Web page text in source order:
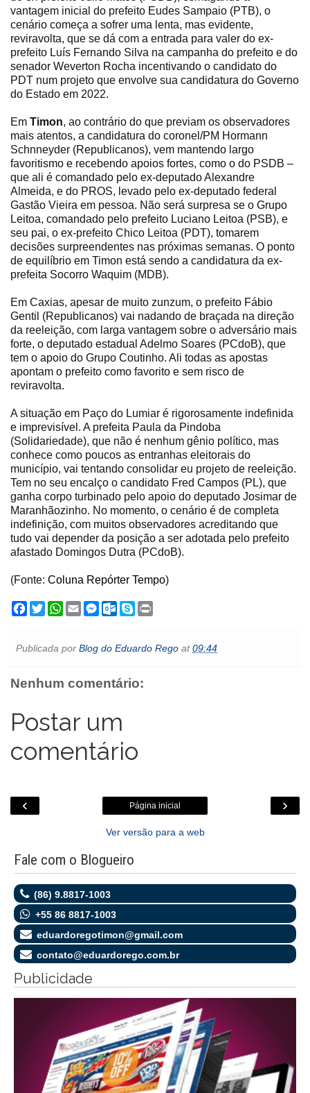
vantagem inicial do prefeito Eudes Sampaio (PTB), o
cenário começa a sofrer uma lenta, mas evidente,
reviravolta, que se dá com a entrada para valer do ex-
prefeito Luís Fernando Silva na campanha do prefeito e do
senador Weverton Rocha incentivando o candidato do
PDT num projeto que envolve sua candidatura do Governo
do Estado em 2022.
Em Timon, ao contrário do que previam os observadores
mais atentos, a candidatura do coronel/PM Hormann
Schnneyder (Republicanos), vem mantendo largo
favoritismo e recebendo apoios fortes, como o do PSDB –
que ali é comandado pelo ex-deputado Alexandre
Almeida, e do PROS, levado pelo ex-deputado federal
Gastão Vieira em pessoa. Não será surpresa se o Grupo
Leitoa, comandado pelo prefeito Luciano Leitoa (PSB), e
seu pai, o ex-prefeito Chico Leitoa (PDT), tomarem
decisões surpreendentes nas próximas semanas. O ponto
de equilíbrio em Timon está sendo a candidatura da ex-
prefeita Socorro Waquim (MDB).
Em Caxias, apesar de muito zunzum, o prefeito Fábio
Gentil (Republicanos) vai nadando de braçada na direção
da reeleição, com larga vantagem sobre o adversário mais
forte, o deputado estadual Adelmo Soares (PCdoB), que
tem o apoio do Grupo Coutinho. Ali todas as apostas
apontam o prefeito como favorito e sem risco de
reviravolta.
A situação em Paço do Lumiar é rigorosamente indefinida
e imprevisível. A prefeita Paula da Pindoba
(Solidariedade), que não é nenhum gênio político, mas
conhece como poucos as entranhas eleitorais do
município, vai tentando consolidar eu projeto de reeleição.
Tem no seu encalço o candidato Fred Campos (PL), que
ganha corpo turbinado pelo apoio do deputado Josimar de
Maranhãozinho. No momento, o cenário é de completa
indefinição, com muitos observadores acreditando que
tudo vai depender da posição a ser adotada pelo prefeito
afastado Domingos Dutra (PCdoB).
(Fonte: Coluna Repórter Tempo)
F
a
b
k
T
w
t
W
h
s
p
E
m
l
M
e
e
e
O
u
o
.
m
S
k
e
t
Publicada por Blog do Eduardo Rego at09:44
Nenhum comentário:
Postar um
comentário
‹ ›
Página inicial
Ver versão para a web
Fale com o Blogueiro
(86) 9.8817-1003
+55 86 8817-1003
eduardoregotimon@gmail.com
contato@eduardorego.com.br
Publicidade